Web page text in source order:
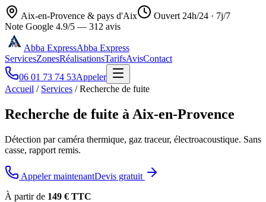
Aix-en-Provence & pays d'Aix
Ouvert 24h/24 · 7j/7
Note Google 4.9/5 — 312 avis
Abba ExpressAbba Express
ServicesZonesRéalisationsTarifsAvisContact
06 01 73 74 53Appeler
Accueil / Services / Recherche de fuite
Recherche de fuite à Aix-en-Provence
Détection par caméra thermique, gaz traceur, électroacoustique. Sans
casse, rapport remis.
Appeler maintenantDevis gratuit
À partir de 149 € TTC